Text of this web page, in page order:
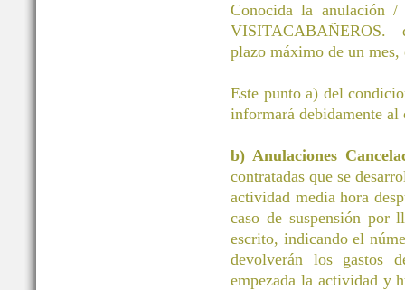
Conocida la anulación
VISITACABAÑEROS.
plazo máximo de un
Este punto a) del
informará debidamente
b) Anulaciones
contratadas que se
actividad media hora
caso de suspensión
escrito, indicando el
devolverán los gastos
empezada la actividad y